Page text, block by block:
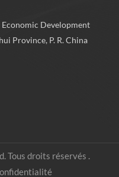
Economic Development
Province, P. R. China
Tous droits réservés .